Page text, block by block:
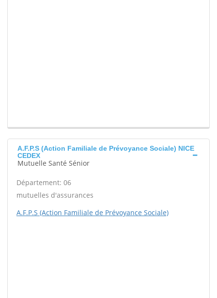
A.F.P.S (Action Familiale de Prévoyance Sociale) NICE
CEDEX
Mutuelle Santé Sénior
Département: 06
mutuelles d'assurances
A.F.P.S (Action Familiale de Prévoyance Sociale)